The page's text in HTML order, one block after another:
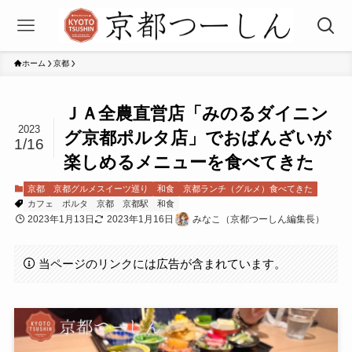
ホーム 京都
ＪＡ全農直営店「みのるダイニン
グ京都ポルタ店」でおばんざいが
楽しめるメニューを食べてきた
2023
1/16
京都 京都グルメスイーツ巡り 和食
京都ランチ（グルメ）食べてきた
カフェ
ポルタ 京都 京都駅 和食
2023年1月13日 2023年1月16日 みなこ（京都つーしん編集長）
当ページのリンクには広告が含まれています。